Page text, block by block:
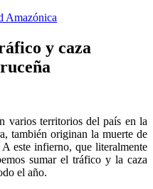
Amazónica
y caza
varios territorios del país en la
también originan la muerte de
este infierno, que literalmente
sumar el tráfico y la caza
el año.